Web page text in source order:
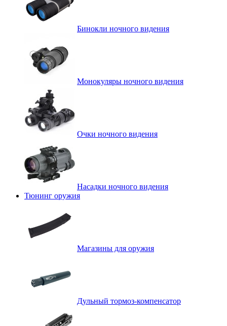
Бинокли ночного видения
Монокуляры ночного видения
Очки ночного видения
Насадки ночного видения
Тюнинг оружия
Магазины для оружия
Дульный тормоз-компенсатор